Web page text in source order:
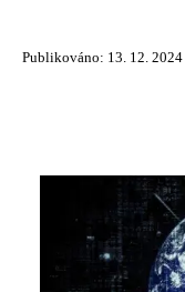
Publikováno: 13. 12. 2024